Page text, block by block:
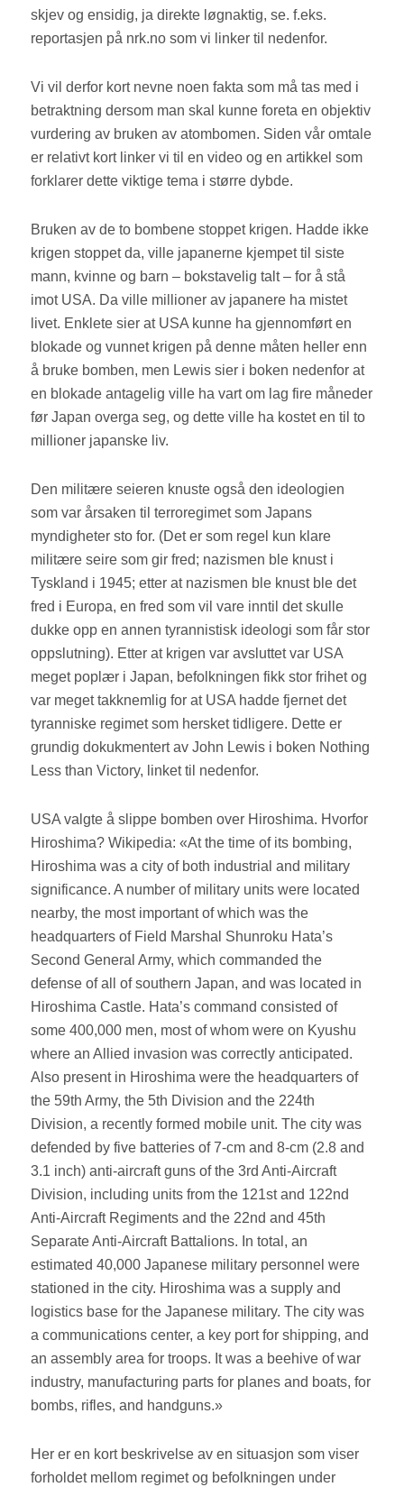
skjev og ensidig, ja direkte løgnaktig, se. f.eks.
reportasjen på nrk.no som vi linker til nedenfor.
Vi vil derfor kort nevne noen fakta som må tas med i
betraktning dersom man skal kunne foreta en objektiv
vurdering av bruken av atombomen. Siden vår omtale
er relativt kort linker vi til en video og en artikkel som
forklarer dette viktige tema i større dybde.
Bruken av de to bombene stoppet krigen. Hadde ikke
krigen stoppet da, ville japanerne kjempet til siste
mann, kvinne og barn – bokstavelig talt – for å stå
imot USA. Da ville millioner av japanere ha mistet
livet. Enklete sier at USA kunne ha gjennomført en
blokade og vunnet krigen på denne måten heller enn
å bruke bomben, men Lewis sier i boken nedenfor at
en blokade antagelig ville ha vart om lag fire måneder
før Japan overga seg, og dette ville ha kostet en til to
millioner japanske liv.
Den militære seieren knuste også den ideologien
som var årsaken til terroregimet som Japans
myndigheter sto for. (Det er som regel kun klare
militære seire som gir fred; nazismen ble knust i
Tyskland i 1945; etter at nazismen ble knust ble det
fred i Europa, en fred som vil vare inntil det skulle
dukke opp en annen tyrannistisk ideologi som får stor
oppslutning). Etter at krigen var avsluttet var USA
meget poplær i Japan, befolkningen fikk stor frihet og
var meget takknemlig for at USA hadde fjernet det
tyranniske regimet som hersket tidligere. Dette er
grundig dokukmentert av John Lewis i boken Nothing
Less than Victory, linket til nedenfor.
USA valgte å slippe bomben over Hiroshima. Hvorfor
Hiroshima? Wikipedia: «At the time of its bombing,
Hiroshima was a city of both industrial and military
significance. A number of military units were located
nearby, the most important of which was the
headquarters of Field Marshal Shunroku Hata’s
Second General Army, which commanded the
defense of all of southern Japan, and was located in
Hiroshima Castle. Hata’s command consisted of
some 400,000 men, most of whom were on Kyushu
where an Allied invasion was correctly anticipated.
Also present in Hiroshima were the headquarters of
the 59th Army, the 5th Division and the 224th
Division, a recently formed mobile unit. The city was
defended by five batteries of 7-cm and 8-cm (2.8 and
3.1 inch) anti-aircraft guns of the 3rd Anti-Aircraft
Division, including units from the 121st and 122nd
Anti-Aircraft Regiments and the 22nd and 45th
Separate Anti-Aircraft Battalions. In total, an
estimated 40,000 Japanese military personnel were
stationed in the city. Hiroshima was a supply and
logistics base for the Japanese military. The city was
a communications center, a key port for shipping, and
an assembly area for troops. It was a beehive of war
industry, manufacturing parts for planes and boats, for
bombs, rifles, and handguns.»
Her er en kort beskrivelse av en situasjon som viser
forholdet mellom regimet og befolkningen under